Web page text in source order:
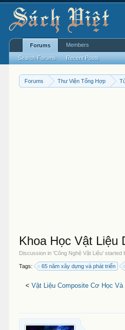
Forums Thư Viện Tổng Hợp
Khoa Học Vật Liệu
Discussion in 'Công Nghệ Vật Liệu' started
Tags: 65 năm xây dựng và phát triển
< Vật Liệu Composite Cơ Học Và
Forums
Search Forums Recent Posts
Members